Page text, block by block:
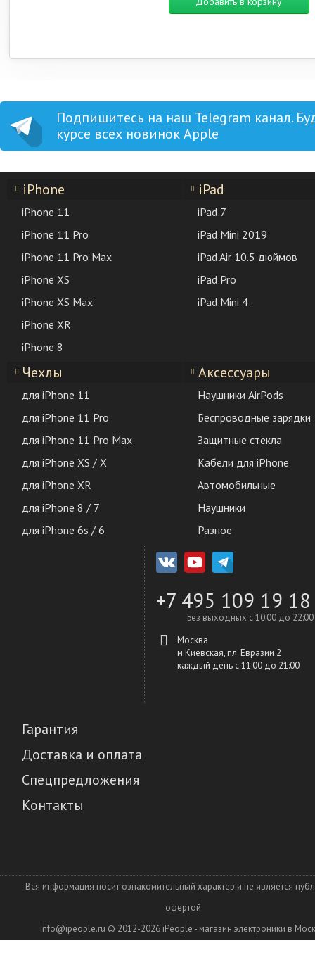
Подпишитесь на наш Telegram канал.
курсе всех новинок Apple
iPhone
iPhone 11
iPhone 11 Pro
iPhone 11 Pro Max
iPhone XS
iPhone XS Max
iPhone XR
iPhone 8
iPad
iPad 7
iPad Mini 2019
iPad Air 10.5 дюймов
iPad Pro
iPad Mini 4
Чехлы
для iPhone 11
для iPhone 11 Pro
для iPhone 11 Pro Max
для iPhone XS / X
для iPhone XR
для iPhone 8 / 7
для iPhone 6s / 6
Аксессуары
Наушники AirPods
Беспроводные зарядки
Защитные стёкла
Кабели для iPhone
Автомобильные
Наушники
Разное
+7 495 109 19 18
Без выходных с 10:00 до 22:00
Москва
м.Киевская, пл. Евразии 2
каждый день c 11:00 до 21:00
Гарантия
Доставка и оплата
Спецпредложения
Контакты
Вся информация носит ознакомительный характер и не является
офертой
info@ipeople.ru © 2012-2026 iPeople - магазин электроники в